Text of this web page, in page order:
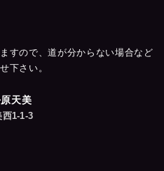
すので、道が分からない場合など
下さい。
天美
1-1-3